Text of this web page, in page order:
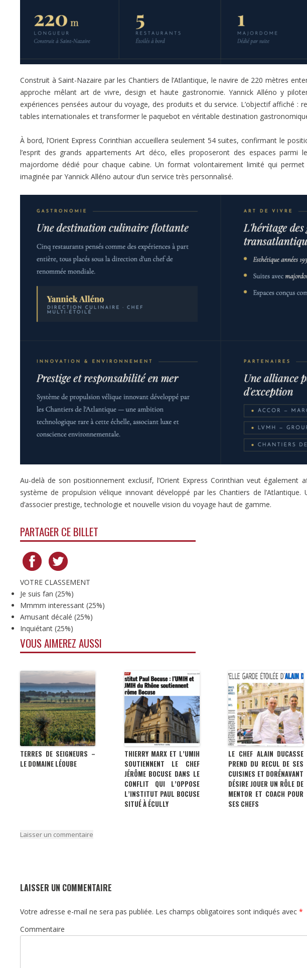
Construit à Saint-Nazaire par les Chantiers de l’Atlantique, le navire de 220 mètres
approche mêlant art de vivre, design et haute gastronomie. Yannick Alléno y
expériences pensées autour du voyage, des produits et du service. L’objectif affiché :
tables internationales et transformer le paquebot en véritable destination
À bord, l’Orient Express Corinthian accueillera seulement 54 suites, confirmant le
l’esprit des grands appartements Art déco, elles proposeront des espaces parmi
majordome dédié pour chaque cabine. Un format volontairement limité qui permet
imaginée par Yannick Alléno autour d’un service très personnalisé.
Au-delà de son positionnement exclusif, l’Orient Express Corinthian veut également
système de propulsion vélique innovant développé par les Chantiers de
d’associer prestige, technologie et nouvelle vision du voyage haut de gamme.
PARTAGER CE BILLET
VOTRE CLASSEMENT
Je suis fan (25%)
Mmmm interessant (25%)
Amusant décalé (25%)
Inquiétant (25%)
VOUS AIMEREZ AUSSI
TERRES DE SEIGNEURS –
LE DOMAINE LÉOUBE
THIERRY MARX ET L’UMIH
SOUTIENNENT LE CHEF
JÉRÔME BOCUSE DANS LE
CONFLIT QUI L’OPPOSE
L’INSTITUT PAUL BOCUSE
SITUÉ À ÉCULLY
LE CHEF ALAIN DUCASSE
PREND DU RECUL DE SES
CUISINES ET DORÉNAVANT
DÉSIRE JOUER UN RÔLE DE
MENTOR ET COACH POUR
SES CHEFS
Laisser un commentaire
LAISSER UN COMMENTAIRE
Votre adresse e-mail ne sera pas publiée. Les champs obligatoires sont indiqués avec *
Commentaire